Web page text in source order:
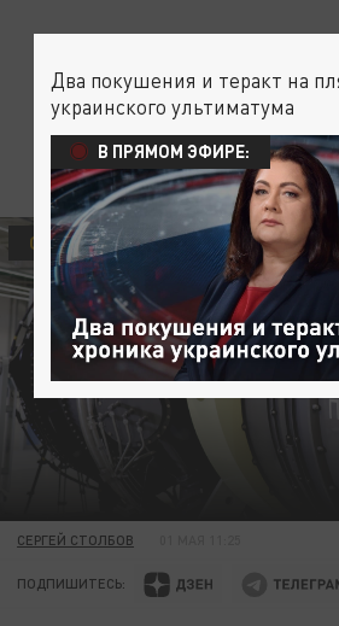
ОБЩЕСТВО
СЕРГЕЙ СТОЛБОВ
ПОДПИШИТЕСЬ:
Два покушения и теракт на
украинского ультиматума
В ПРЯМОМ ЭФИРЕ: